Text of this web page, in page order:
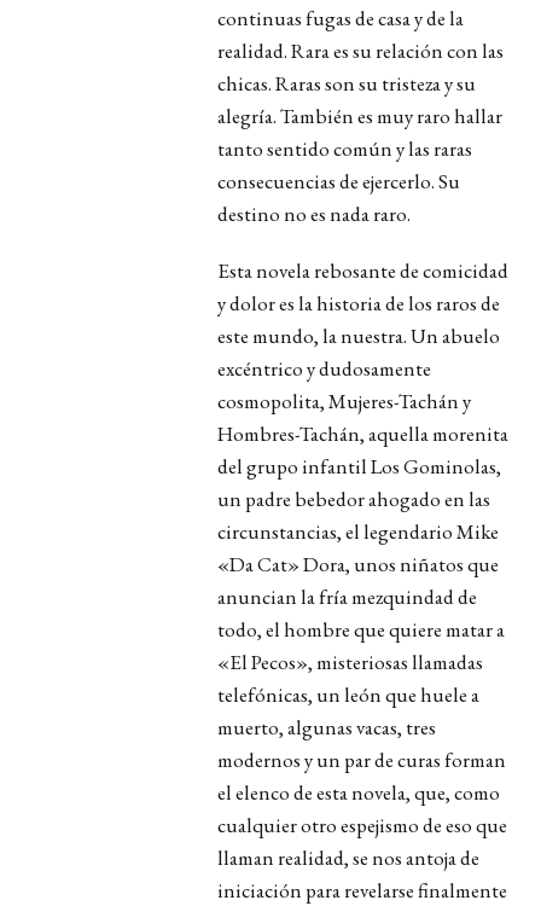
continuas fugas de casa y de la
realidad. Rara es su relación con las
chicas. Raras son su tristeza y su
alegría. También es muy raro hallar
tanto sentido común y las raras
consecuencias de ejercerlo. Su
destino no es nada raro.
Esta novela rebosante de comicidad
y dolor es la historia de los raros de
este mundo, la nuestra. Un abuelo
excéntrico y dudosamente
cosmopolita, Mujeres-Tachán y
Hombres-Tachán, aquella morenita
del grupo infantil Los Gominolas,
un padre bebedor ahogado en las
circunstancias, el legendario Mike
«Da Cat» Dora, unos niñatos que
anuncian la fría mezquindad de
todo, el hombre que quiere matar a
«El Pecos», misteriosas llamadas
telefónicas, un león que huele a
muerto, algunas vacas, tres
modernos y un par de curas forman
el elenco de esta novela, que, como
cualquier otro espejismo de eso que
llaman realidad, se nos antoja de
iniciación para revelarse finalmente